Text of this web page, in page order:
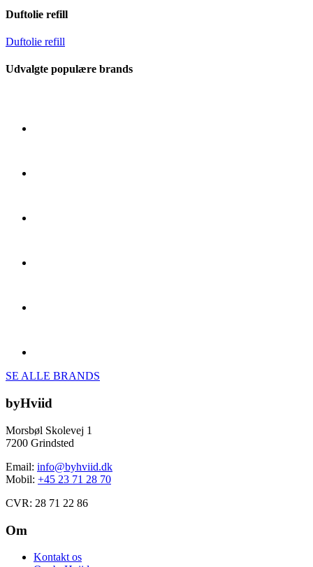
Duftolie refill
Duftolie refill
Udvalgte populære brands
SE ALLE BRANDS
byHviid
Morsbøl Skolevej 1
7200 Grindsted
Email: info@byhviid.dk
Mobil: +45 23 71 28 70
CVR: 28 71 22 86
Om
Kontakt os